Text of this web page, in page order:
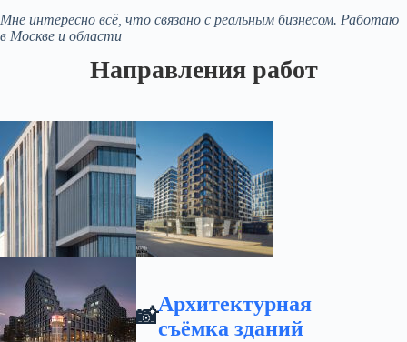
Мне интересно всё, что связано с реальным бизнесом. Работаю
в Москве и области
Направления работ
📸
Архитектурная
съёмка зданий